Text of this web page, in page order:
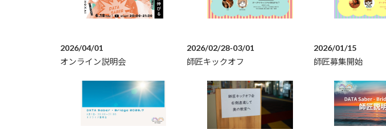
2026/04/01
オンライン説明会
2026/02/28-03/01
師匠キックオフ
2026/01/15
師匠募集開始